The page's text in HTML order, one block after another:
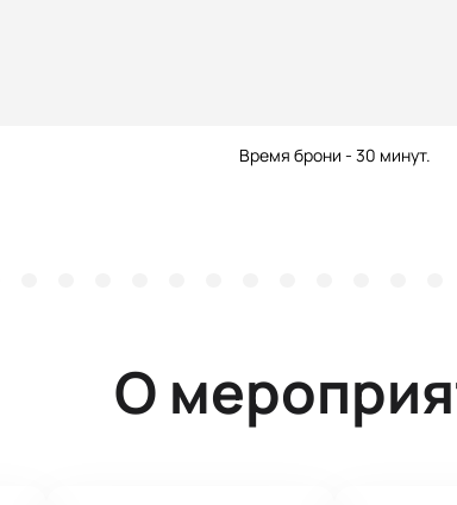
Время брони - 30 минут.
О